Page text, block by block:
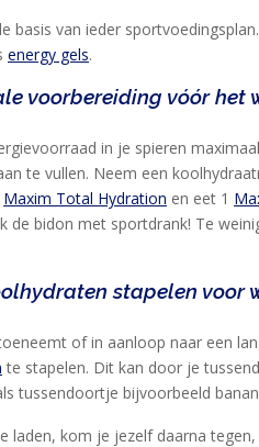
basis van ieder
energy gels.
voorbereiding vóór het
in je spieren
te vullen. Neem een
Maxim Total Hydration en eet 1
de bidon met sportdrank! Te
stapelen voor
of in aanloop naar een
te stapelen. Dit kan door je
tussendoortje bijvoorbeeld
laden, kom je jezelf daarna